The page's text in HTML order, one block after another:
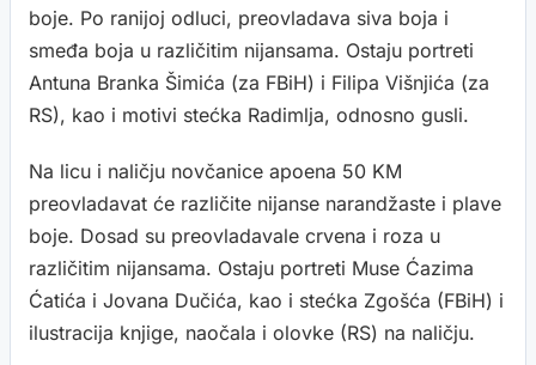
boje. Po ranijoj odluci, preovladava siva boja i
smeđa boja u različitim nijansama. Ostaju portreti
Antuna Branka Šimića (za FBiH) i Filipa Višnjića (za
RS), kao i motivi stećka Radimlja, odnosno gusli.
Na licu i naličju novčanice apoena 50 KM
preovladavat će različite nijanse narandžaste i plave
boje. Dosad su preovladavale crvena i roza u
različitim nijansama. Ostaju portreti Muse Ćazima
Ćatića i Jovana Dučića, kao i stećka Zgošća (FBiH) i
ilustracija knjige, naočala i olovke (RS) na naličju.